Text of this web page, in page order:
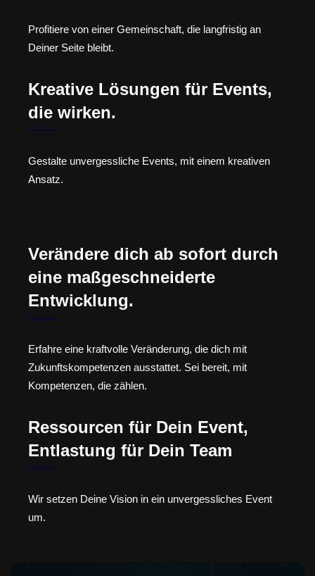
Profitiere von einer Gemeinschaft, die langfristig an
Deiner Seite bleibt.
Kreative Lösungen für Events,
die wirken.
Gestalte unvergessliche Events, mit einem kreativen
Ansatz.
Verändere dich ab sofort durch
eine maßgeschneiderte
Entwicklung.
Erfahre eine kraftvolle Veränderung, die dich mit
Zukunftskompetenzen ausstattet. Sei bereit, mit
Kompetenzen, die zählen.
Ressourcen für Dein Event,
Entlastung für Dein Team
Wir setzen Deine Vision in ein unvergessliches Event
um.